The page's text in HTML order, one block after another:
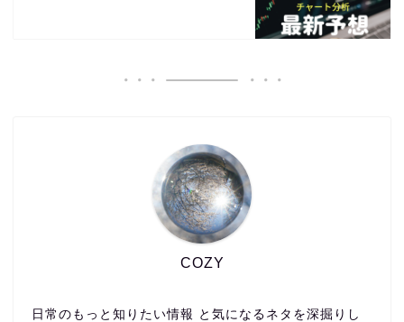
COZY
日常のもっと知りたい情報 と気になるネタを深掘りし